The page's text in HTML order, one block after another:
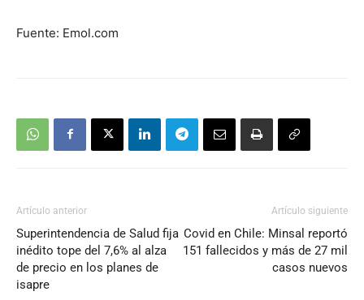
Fuente: Emol.com
Artículo anterior
Superintendencia de Salud fija
inédito tope del 7,6% al alza
de precio en los planes de
isapre
Artículo siguiente
Covid en Chile: Minsal reportó
151 fallecidos y más de 27 mil
casos nuevos